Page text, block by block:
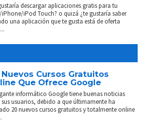
descargar aplicaciones gratis para tu
iPhone/iPod Touch? o quizá ¿te gustaría saber
una aplicación que te gusta está de oferta
Cursos Gratuitos
Que Ofrece Google
informático Google tiene buenas noticias
sus usuarios, debido a que últimamente ha
20 nuevos cursos gratuitos y totalmente online